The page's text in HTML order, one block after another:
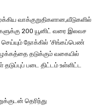
வாக்குறுதிகளான,வீடுகளில்
200 யூனிட் வரை இலவச
செய்யும் நோக்கில் ‘சிங்கப்பெண்
தடுக்கும் வகையில்
படை திட்டம் உள்ளிட்ட
தெரிந்து